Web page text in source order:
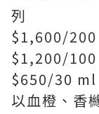
列
$1,600/
$1,200/
$650/30 ml
以血橙、香